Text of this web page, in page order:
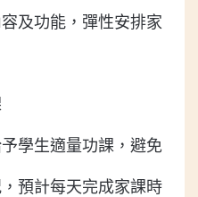
及功能，彈性安排家
學生適量功課，避免
預計每天完成家課時